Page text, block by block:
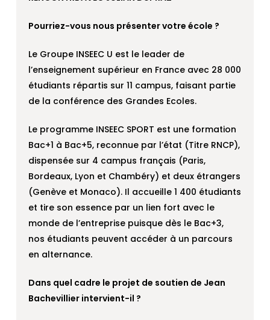
Pourriez-vous nous présenter votre école ?
Le Groupe INSEEC U est le leader de
l’enseignement supérieur en France avec 28 000
étudiants répartis sur 11 campus, faisant partie
de la conférence des Grandes Ecoles.
Le programme INSEEC SPORT est une formation
Bac+1 à Bac+5, reconnue par l’état (Titre RNCP),
dispensée sur 4 campus français (Paris,
Bordeaux, Lyon et Chambéry) et deux étrangers
(Genève et Monaco). Il accueille 1 400 étudiants
et tire son essence par un lien fort avec le
monde de l’entreprise puisque dès le Bac+3,
nos étudiants peuvent accéder à un parcours
en alternance.
Dans quel cadre le projet de soutien de Jean
Bachevillier intervient-il ?